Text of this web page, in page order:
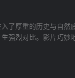
了厚重的历史与自然
强烈对比。影片巧妙